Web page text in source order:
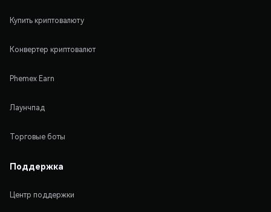
Купить криптовалюту
Конвертер криптовалют
Phemex Earn
Лаунчпад
Торговые боты
Поддержка
Центр поддержки